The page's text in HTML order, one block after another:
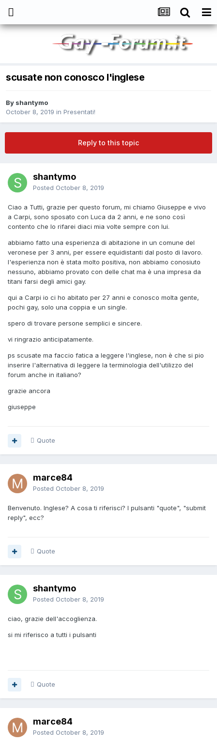
scusate non conosco l'inglese
By shantymo
October 8, 2019 in Presentati!
Reply to this topic
shantymo
Posted October 8, 2019
Ciao a Tutti, grazie per questo forum, mi chiamo Giuseppe e vivo
a Carpi, sono sposato con Luca da 2 anni, e ne sono così
contento che lo rifarei diaci mia volte sempre con lui.
abbiamo fatto una esperienza di abitazione in un comune del
veronese per 3 anni, per essere equidistanti dal posto di lavoro.
l'esperienza non è stata molto positiva, non abbiamo conosiuto
nessuno, abbiamo provato con delle chat ma è una impresa da
titani farsi degli amici gay.
qui a Carpi io ci ho abitato per 27 anni e conosco molta gente,
pochi gay, solo una coppia e un single.
spero di trovare persone semplici e sincere.
vi ringrazio anticipatamente.
ps scusate ma faccio fatica a leggere l'inglese, non è che si pio
inserire l'alternativa di leggere la terminologia dell'utilizzo del
forum anche in italiano?
grazie ancora
giuseppe
Quote
marce84
Posted October 8, 2019
Benvenuto. Inglese? A cosa ti riferisci? I pulsanti "quote", "submit
reply", ecc?
Quote
shantymo
Posted October 8, 2019
ciao, grazie dell'accoglienza.
si mi riferisco a tutti i pulsanti
Quote
marce84
Posted October 8, 2019